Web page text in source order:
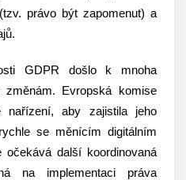
právo být zapomenut) a
GDPR došlo k mnoha
Evropská komise
nařízení, aby zajistila jeho
se měnícím digitálním
další koordinovaná
na implementaci práva